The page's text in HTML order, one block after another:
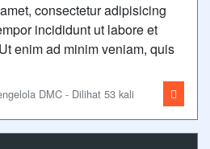
consectetur adipisicing
incididunt ut labore et
enim ad minim veniam, quis
DMC - Dilihat 53 kali